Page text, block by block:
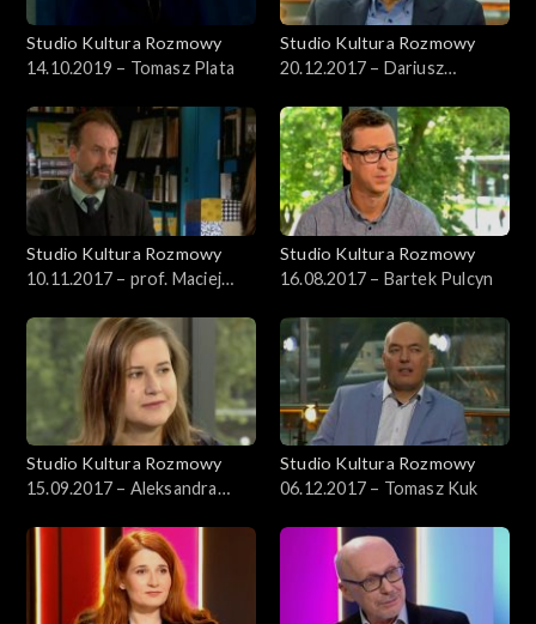
Studio Kultura Rozmowy
14.10.2019 – Tomasz Plata
Studio Kultura Rozmowy
20.12.2017 – Dariusz
Studio Kultura Rozmowy
10.11.2017 – prof. Maciej
Studio Kultura Rozmowy
16.08.2017 – Bartek Pulcyn
Studio Kultura Rozmowy
15.09.2017 – Aleksandra
Studio Kultura Rozmowy
06.12.2017 – Tomasz Kuk